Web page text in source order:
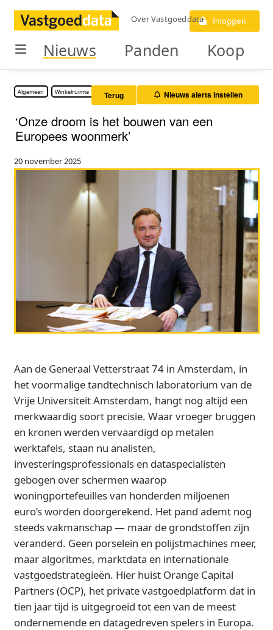
Over Vastgoeddata Inloggen
Nieuws Panden Koop
Algemeen Winkelruimte Woonruimte
Terug Nieuws alerts instellen
‘Onze droom is het bouwen van een
Europees woonmerk’
20 november 2025
Aan de Generaal Vetterstraat 74 in Amsterdam, in
het voormalige tandtechnisch laboratorium van de
Vrije Universiteit Amsterdam, hangt nog altijd een
merkwaardig soort precisie. Waar vroeger bruggen
en kronen werden vervaardigd op metalen
werktafels, staan nu analisten,
investeringsprofessionals en dataspecialisten
gebogen over schermen waarop
woningportefeuilles van honderden miljoenen
euro’s worden doorgerekend. Het pand ademt nog
steeds vakmanschap — maar de grondstoffen zijn
veranderd. Geen porselein en polijstmachines meer,
maar algoritmes, marktdata en internationale
vastgoedstrategieën. Hier huist Orange Capital
Partners (OCP), het private vastgoedplatform dat in
tien jaar tijd is uitgegroeid tot een van de meest
ondernemende en datagedreven spelers in Europa.